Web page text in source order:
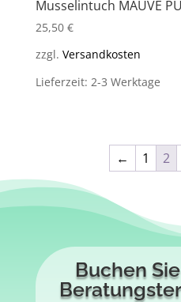
Musselintuch MAUVE
25,50 €
zzgl. Versandkosten
Lieferzeit: 2-3 Werktage
← 1 2
Buchen